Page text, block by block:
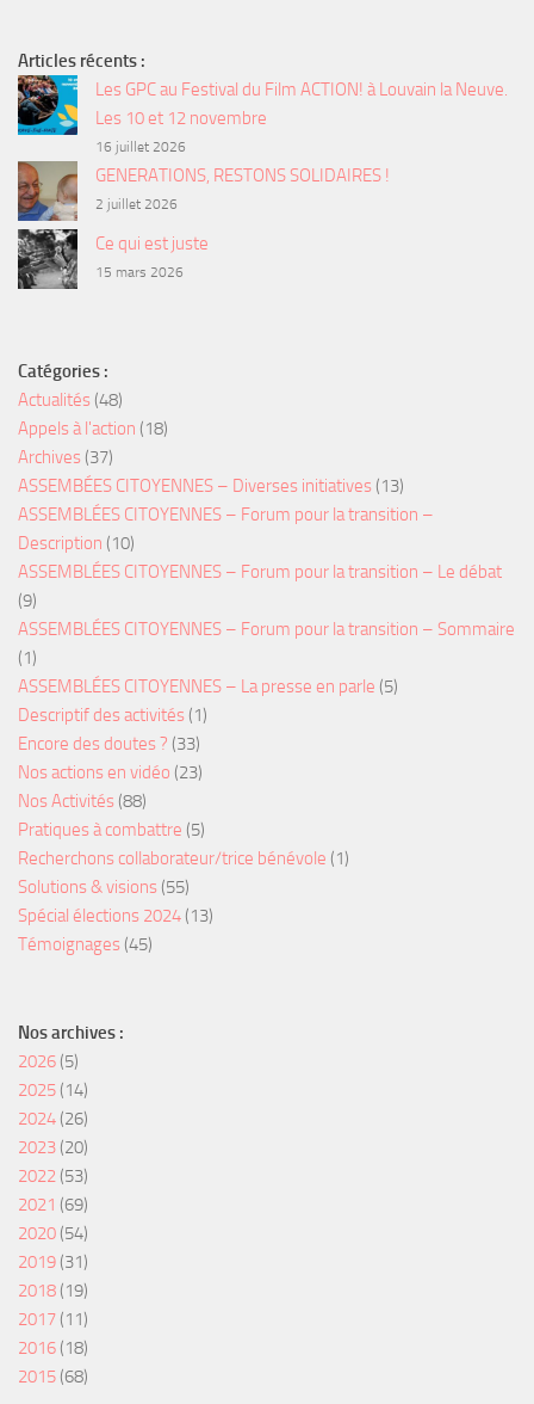
Articles récents :
Les GPC au Festival du Film ACTION! à Louvain la Neuve.
Les 10 et 12 novembre
16 juillet 2026
GENERATIONS, RESTONS SOLIDAIRES !
2 juillet 2026
Ce qui est juste
15 mars 2026
Catégories :
Actualités (48)
Appels à l'action (18)
Archives (37)
ASSEMBÉES CITOYENNES – Diverses initiatives (13)
ASSEMBLÉES CITOYENNES – Forum pour la transition –
Description (10)
ASSEMBLÉES CITOYENNES – Forum pour la transition – Le débat
(9)
ASSEMBLÉES CITOYENNES – Forum pour la transition – Sommaire
(1)
ASSEMBLÉES CITOYENNES – La presse en parle (5)
Descriptif des activités (1)
Encore des doutes ? (33)
Nos actions en vidéo (23)
Nos Activités (88)
Pratiques à combattre (5)
Recherchons collaborateur/trice bénévole (1)
Solutions & visions (55)
Spécial élections 2024 (13)
Témoignages (45)
Nos archives :
2026 (5)
2025 (14)
2024 (26)
2023 (20)
2022 (53)
2021 (69)
2020 (54)
2019 (31)
2018 (19)
2017 (11)
2016 (18)
2015 (68)